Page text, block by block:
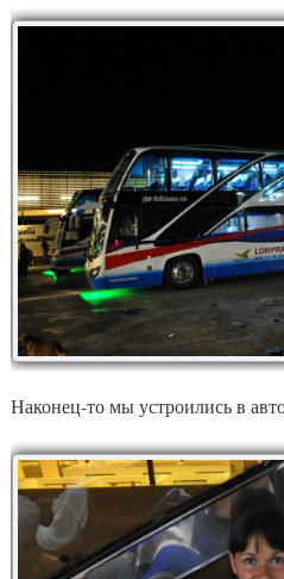
Наконец-то мы устроились в